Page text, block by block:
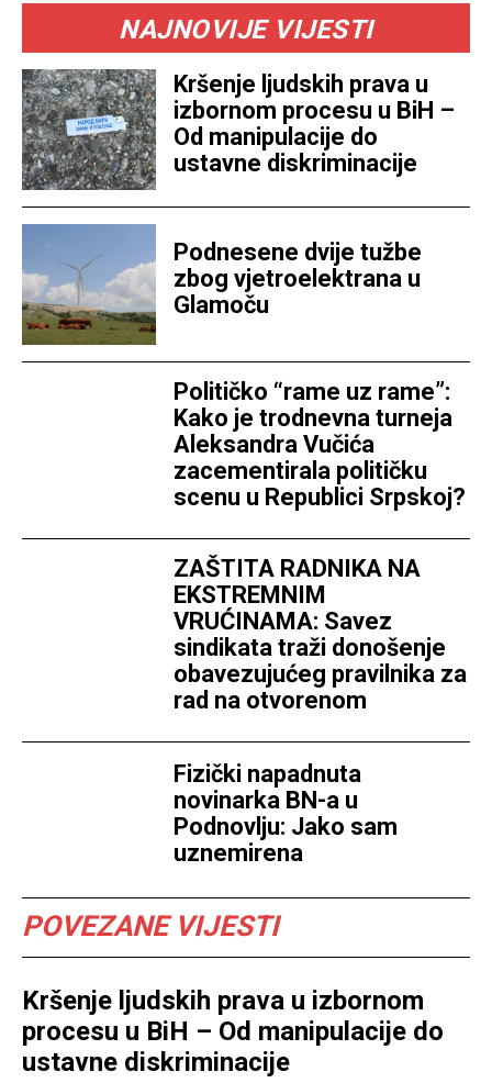
NAJNOVIJE VIJESTI
Kršenje ljudskih prava u
izbornom procesu u BiH –
Od manipulacije do
ustavne diskriminacije
Podnesene dvije tužbe
zbog vjetroelektrana u
Glamoču
Političko “rame uz rame”:
Kako je trodnevna turneja
Aleksandra Vučića
zacementirala političku
scenu u Republici Srpskoj?
ZAŠTITA RADNIKA NA
EKSTREMNIM
VRUĆINAMA: Savez
sindikata traži donošenje
obavezujućeg pravilnika za
rad na otvorenom
Fizički napadnuta
novinarka BN-a u
Podnovlju: Jako sam
uznemirena
POVEZANE VIJESTI
Kršenje ljudskih prava u izbornom
procesu u BiH – Od manipulacije do
ustavne diskriminacije